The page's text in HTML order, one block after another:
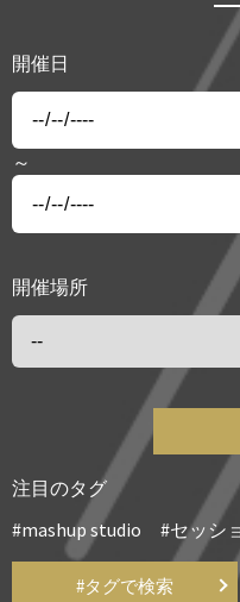
開催日
～
開催場所
注目のタグ
mashup studio
セッシ
#タグで検索